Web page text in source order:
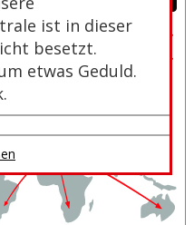
ist in dieser
besetzt.
etwas Geduld.
vergessen?